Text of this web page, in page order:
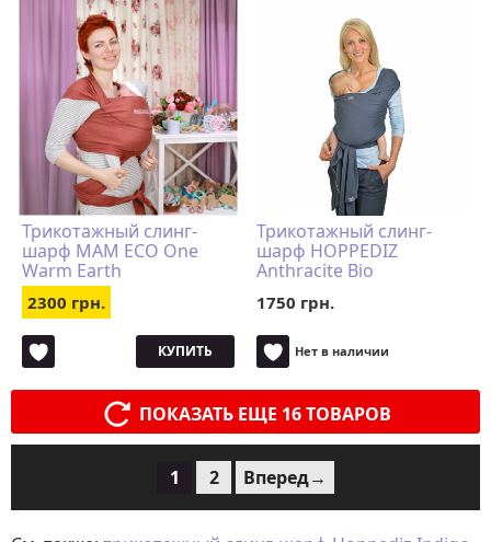
Трикотажный слинг-
шарф MAM ECO One
Warm Earth
2300 грн.
КУПИТЬ
Трикотажный слинг-
шарф HOPPEDIZ
Anthracite Bio
1750 грн.
Нет в наличии
ПОКАЗАТЬ ЕЩЕ 16 ТОВАРОВ
1 2 Вперед→